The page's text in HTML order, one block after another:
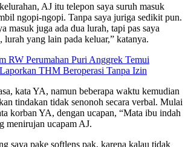
AJ itu telepon saya suruh masuk
ngopi-ngopi. Tanpa saya juriga sedikit pun.
masuk juga ada dua lurah, tapi pas saya
lurah yang lain pada keluar,” katanya.
RW Perumahan Puri Anggrek Temui
THM Beroperasi Tanpa Izin
kata YA, namun beberapa waktu kemudian
tindakan tidak senonoh secara verbal. Mulai
korban YA, dengan ucapan, “Mata ibu indah
menirujan ucapam AJ.
saya pake softlens pak, karena kalau tidak